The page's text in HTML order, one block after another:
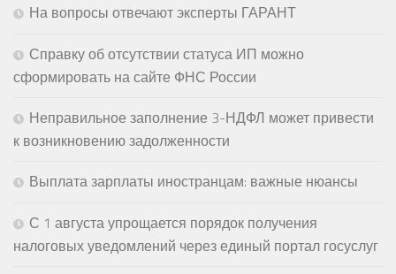
На вопросы отвечают эксперты ГАРАНТ
Справку об отсутствии статуса ИП можно
сформировать на сайте ФНС России
Неправильное заполнение 3-НДФЛ может привести
к возникновению задолженности
Выплата зарплаты иностранцам: важные нюансы
С 1 августа упрощается порядок получения
налоговых уведомлений через единый портал госуслуг